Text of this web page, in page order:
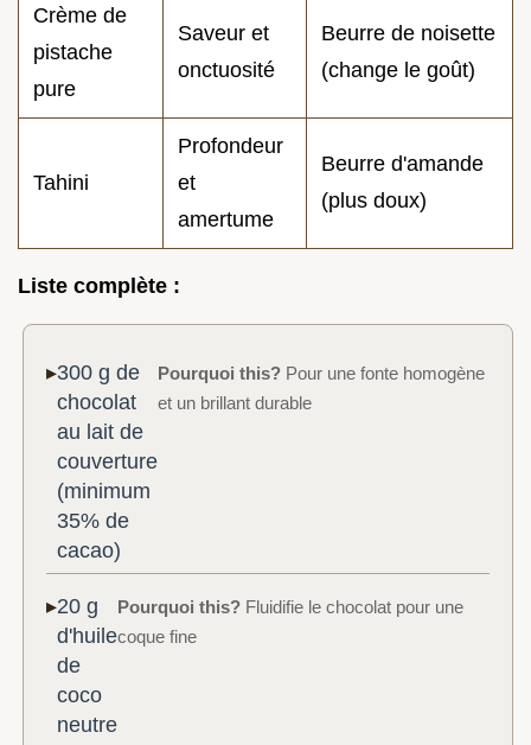
Crème de
pistache
pure
Saveur et
onctuosité
Beurre de noisette
(change le goût)
Tahini
Profondeur
et
amertume
Beurre d'amande
(plus doux)
Liste complète :
300 g de
chocolat
au lait de
couverture
(minimum
35% de
cacao)
Pourquoi this? Pour une fonte homogène
et un brillant durable
20 g
d'huile
de
coco
neutre
Pourquoi this? Fluidifie le chocolat pour une
coque fine